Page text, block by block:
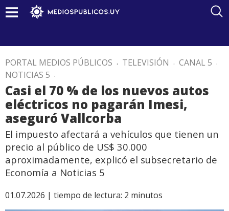
PORTAL MEDIOS PÚBLICOS . TELEVISIÓN . CANAL 5 .
NOTICIAS 5 .
Casi el 70 % de los nuevos autos
eléctricos no pagarán Imesi,
aseguró Vallcorba
El impuesto afectará a vehículos que tienen un
precio al público de US$ 30.000
aproximadamente, explicó el subsecretario de
Economía a Noticias 5
01.07.2026 | tiempo de lectura: 2 minutos